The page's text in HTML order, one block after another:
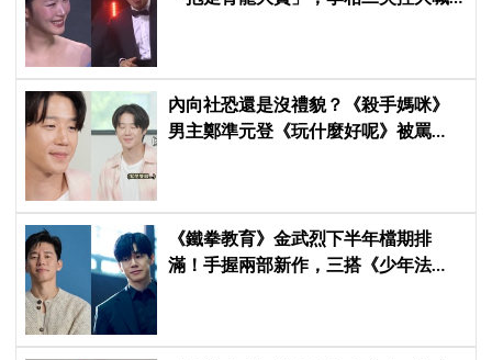
內向社恐還是沒禮貌？《殺手媽咪》
男主鄭準元登《玩什麼好呢》被罵
《鐵拳教育》金武烈下半年檔期排
滿！手握兩部新作，三搭《少年法